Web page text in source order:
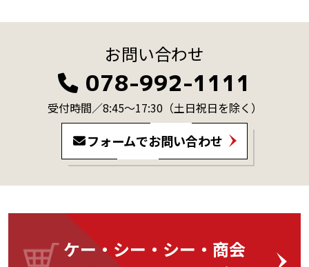
お問い合わせ
078-992-1111
受付時間／8:45～17:30（土日祝日を除く）
フォームでお問い合わせ
ケー・シー・シー・商会